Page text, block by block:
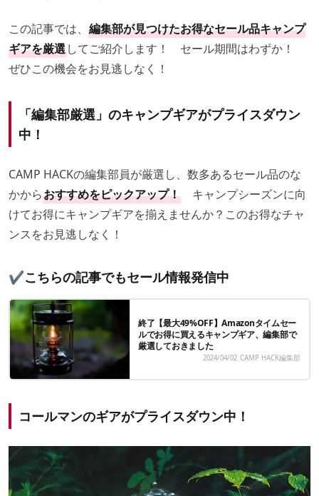
この記事では、 編集部が見つけたお得なセール品キャンプ
ギアを厳選してご紹介します！ セール期間はわずか！
ぜひこの機会をお見逃しなく！
「編集部厳選」のキャンプギアがプライスダウン
中！
CAMP HACKの編集部員が厳選し、数多あるセール品のな
かからおすすめをピックアップ！ キャンプシーズンに向
けてお得にキャンプギアを揃えませんか？このお得なチャ
ンスをお見逃しなく！
✔️こちらの記事でもセール情報発信中
終了【最大49%OFF】Amazonタイムセー
ルでお得に買えるキャンプギア、編集部で
厳選しておきました
2024/04/02 CAMP HACK編集部
コールマンのギアがプライスダウン中！